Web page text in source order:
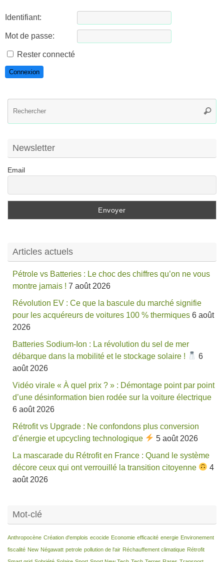
Identifiant:
Mot de passe:
Rester connecté
Connexion
Newsletter
Email
Articles actuels
Pétrole vs Batteries : Le choc des chiffres qu’on ne vous
montre jamais ! 7 août 2026
Révolution EV : Ce que la bascule du marché signifie
pour les acquéreurs de voitures 100 % thermiques 6 août
2026
Batteries Sodium-Ion : La révolution du sel de mer
débarque dans la mobilité et le stockage solaire !
6
août 2026
Vidéo virale « À quel prix ? » : Démontage point par point
d’une désinformation bien rodée sur la voiture électrique
6 août 2026
Rétrofit vs Upgrade : Ne confondons plus conversion
d’énergie et upcycling technologique
5 août 2026
La mascarade du Rétrofit en France : Quand le système
décore ceux qui ont verrouillé la transition citoyenne
4
août 2026
Mot-clé
Anthropocène Création d'emplois ecocide Economie efficacité energie Environement
fiscalité New Négawatt petrole pollution de l'air Réchauffement climatique Rétrofit